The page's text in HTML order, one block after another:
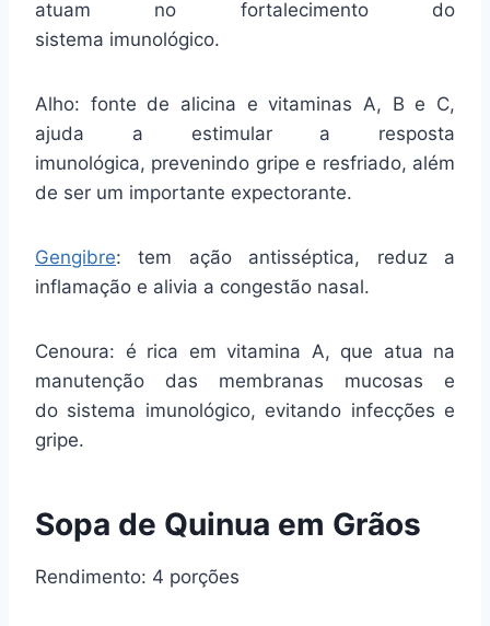
atuam no fortalecimento do
sistema imunológico.
Alho: fonte de alicina e vitaminas A, B e C,
ajuda a estimular a resposta
imunológica, prevenindo gripe e resfriado, além
de ser um importante expectorante.
Gengibre: tem ação antisséptica, reduz a
inflamação e alivia a congestão nasal.
Cenoura: é rica em vitamina A, que atua na
manutenção das membranas mucosas e
do sistema imunológico, evitando infecções e
gripe.
Sopa de Quinua em Grãos
Rendimento: 4 porções